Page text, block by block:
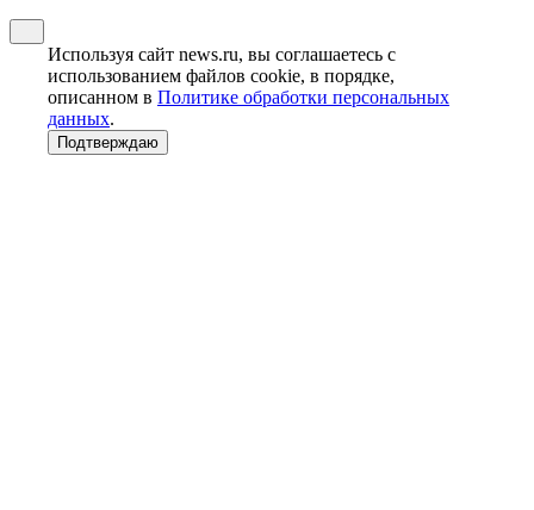
Используя сайт news.ru, вы соглашаетесь с
использованием файлов cookie, в порядке,
описанном в Политике обработки персональных
данных.
Подтверждаю